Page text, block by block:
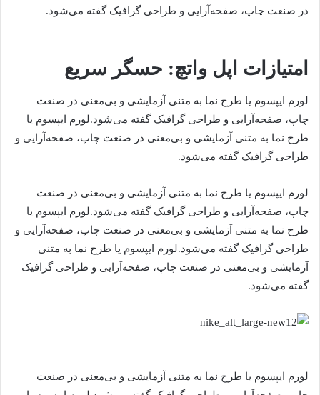
در صنعت چاپ، صفحه‌آرایی و طراحی گرافیک گفته می‌شود.
امتیازات اپل واتچ: حسگر سریع
لورم ایپسوم یا طرح‌ نما به متنی آزمایشی و بی‌معنی در صنعت
چاپ، صفحه‌آرایی و طراحی گرافیک گفته می‌شود.لورم ایپسوم یا
طرح‌ نما به متنی آزمایشی و بی‌معنی در صنعت چاپ، صفحه‌آرایی و
طراحی گرافیک گفته می‌شود.
لورم ایپسوم یا طرح‌ نما به متنی آزمایشی و بی‌معنی در صنعت
چاپ، صفحه‌آرایی و طراحی گرافیک گفته می‌شود.لورم ایپسوم یا
طرح‌ نما به متنی آزمایشی و بی‌معنی در صنعت چاپ، صفحه‌آرایی و
طراحی گرافیک گفته می‌شود.لورم ایپسوم یا طرح‌ نما به متنی
آزمایشی و بی‌معنی در صنعت چاپ، صفحه‌آرایی و طراحی گرافیک
گفته می‌شود.
لورم ایپسوم یا طرح‌ نما به متنی آزمایشی و بی‌معنی در صنعت